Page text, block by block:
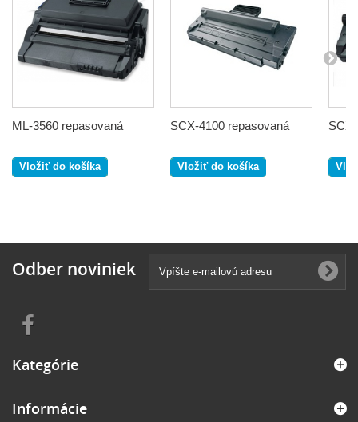
ML-3560 repasovaná
Vložiť do košíka
SCX-4100 repasovaná
Vložiť do košíka
Odber noviniek
Kategórie
Informácie